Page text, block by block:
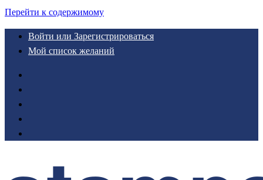
Перейти к содержимому
Войти или Зарегистрироваться
Мой список желаний